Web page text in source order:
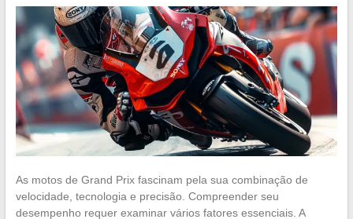
As motos de Grand Prix fascinam pela sua combinação de
velocidade, tecnologia e precisão. Compreender seu
desempenho requer examinar vários fatores essenciais. A